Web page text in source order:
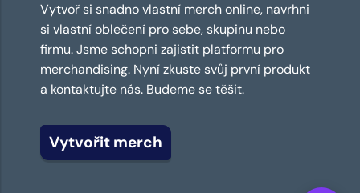
Vytvoř si snadno vlastní merch online, navrhni
si vlastní oblečení pro sebe, skupinu nebo
firmu. Jsme schopni zajistit platformu pro
merchandising. Nyní zkuste svůj první produkt
a kontaktujte nás. Budeme se těšit.
Vytvořit merch